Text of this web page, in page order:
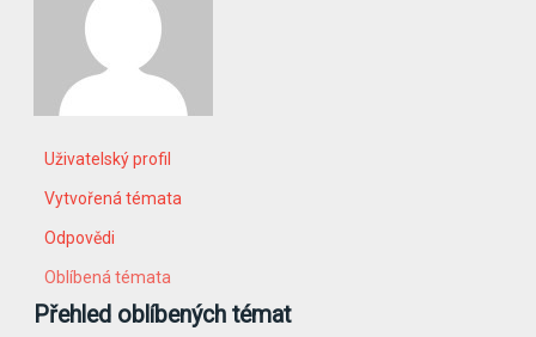
Uživatelský profil
Vytvořená témata
Odpovědi
Oblíbená témata
Přehled oblíbených témat